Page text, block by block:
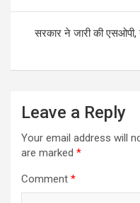
सरकार ने जारी की एसओपी,
Leave a Reply
Your email address will
are marked *
Comment *